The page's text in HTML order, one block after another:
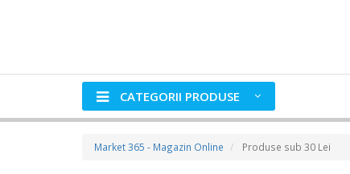
CATEGORII PRODUSE
Market 365 - Magazin Online Produse sub 30 Lei